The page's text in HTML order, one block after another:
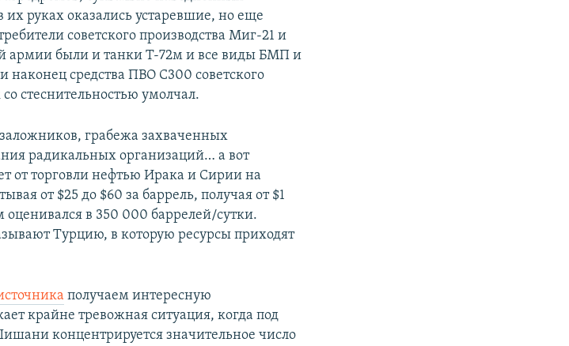
руках оказались устаревшие, но еще
советского производства Миг-21 и
армии были и танки Т-72м и все виды БМП и
средства ПВО С300 советского
стеснительностью умолчал.
грабежа захваченных
радикальных организаций… а вот
от торговли нефтью Ирака и Сирии на
от $25 до $60 за баррель, получая от $1
в 350 000 баррелей/сутки.
Турцию, в которую ресурсы приходят
получаем интересную
крайне тревожная ситуация, когда под
концентрируется значительное число